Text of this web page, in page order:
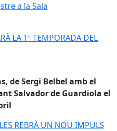
a la Sala
a la Sala
LA 1ª TEMPORADA DEL
LA 1ª TEMPORADA DEL
de Sergi Belbel amb el
Salvador de Guardiola el
REBRÀ UN NOU IMPULS
REBRÀ UN NOU IMPULS